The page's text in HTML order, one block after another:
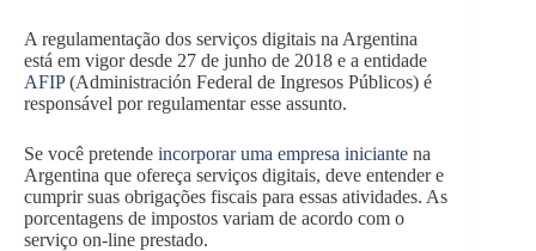
A regulamentação dos serviços digitais na Argentina
está em vigor desde 27 de junho de 2018 e a entidade
AFIP(Administración Federal de Ingresos Públicos) é
responsável por regulamentar esse assunto.
Se você pretende incorporar uma empresa iniciante na
Argentina que ofereça serviços digitais, deve entender e
cumprir suas obrigações fiscais para essas atividades. As
porcentagens de impostos variam de acordo com o
serviço on-line prestado.